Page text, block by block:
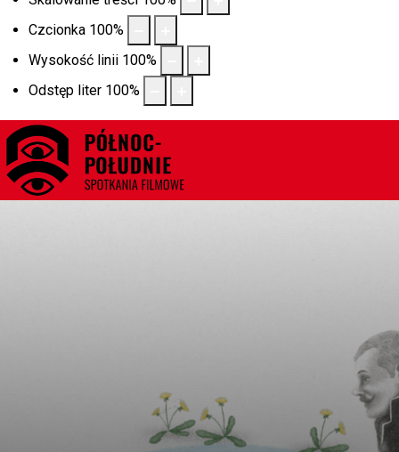
Czcionka 100%
Wysokość linii 100%
Odstęp liter 100%